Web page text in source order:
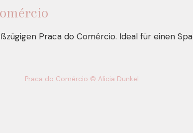
Praca do Comércio. Ideal für einen
Praca do Comércio © Alicia Dunkel